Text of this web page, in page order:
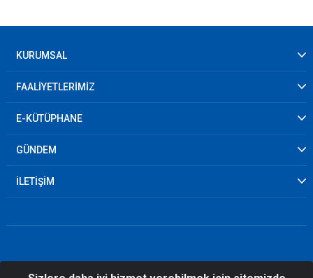
KURUMSAL
FAALİYETLERİMİZ
E-KÜTÜPHANE
GÜNDEM
İLETİŞİM